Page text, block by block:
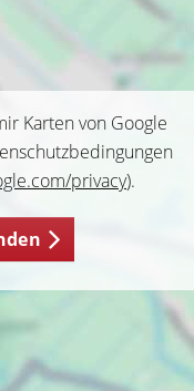
Karten von Google
privacy).